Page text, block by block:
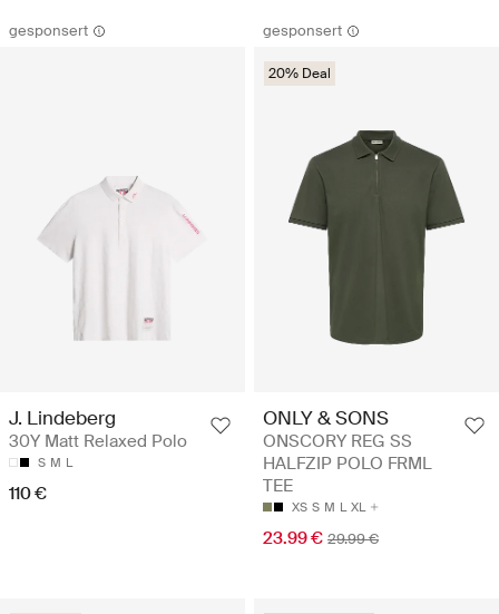
gesponsert
J. Lindeberg
30Y Matt Relaxed Polo
S M L
110 €
gesponsert
20% Deal
ONLY & SONS
ONSCORY REG SS
HALFZIP POLO FRML
TEE
XS S M L XL
23.99 € 29.99 €